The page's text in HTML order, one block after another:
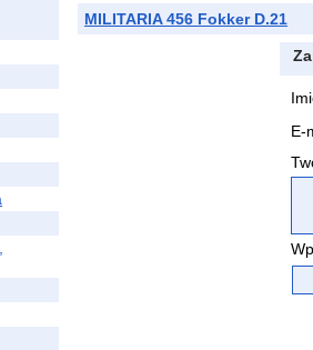
MILITARIA 456 Fokker D.21
E-